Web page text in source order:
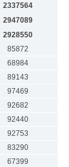
2337564
2947089
2928550
85872
68984
89143
97469
92682
92440
92753
83290
67399